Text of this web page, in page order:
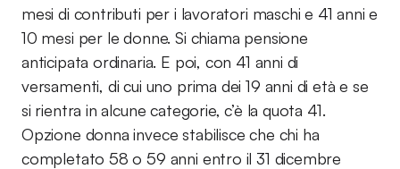
mesi di contributi per i lavoratori maschi e 41 anni e
10 mesi per le donne. Si chiama pensione
anticipata ordinaria. E poi, con 41 anni di
versamenti, di cui uno prima dei 19 anni di età e se
si rientra in alcune categorie, c’è la quota 41.
Opzione donna invece stabilisce che chi ha
completato 58 o 59 anni entro il 31 dicembre